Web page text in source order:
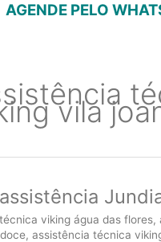
AGENDE PELO
vila
viking água das flores,
, assistência técnica